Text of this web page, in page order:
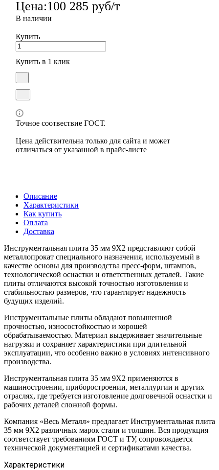
Цена:100 285 руб/т
В наличии
Купить
Купить в 1 клик
Точное соотвествие ГОСТ.
Цена действительна только для сайта и может
отличаться от указанной в прайс-листе
Описание
Характеристики
Как купить
Оплата
Доставка
Инструментальная плита 35 мм 9Х2 представляют собой
металлопрокат специального назначения, используемый в
качестве основы для производства пресс-форм, штампов,
технологической оснастки и ответственных деталей. Такие
плиты отличаются высокой точностью изготовления и
стабильностью размеров, что гарантирует надежность
будущих изделий.
Инструментальные плиты обладают повышенной
прочностью, износостойкостью и хорошей
обрабатываемостью. Материал выдерживает значительные
нагрузки и сохраняет характеристики при длительной
эксплуатации, что особенно важно в условиях интенсивного
производства.
Инструментальная плита 35 мм 9Х2 применяются в
машиностроении, приборостроении, металлургии и других
отраслях, где требуется изготовление долговечной оснастки и
рабочих деталей сложной формы.
Компания «Весь Металл» предлагает Инструментальная плита
35 мм 9Х2 различных марок стали и толщин. Вся продукция
соответствует требованиям ГОСТ и ТУ, сопровождается
технической документацией и сертификатами качества.
Характеристики